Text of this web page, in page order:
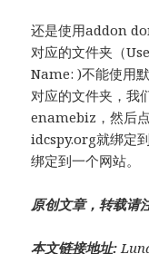
还是使用addon
对应的文件夹（
Name: )不能使用
对应的文件夹，
enamebiz，然后
idcspy.org就绑定
绑定到一个网站。
原创文章，转载请
本文链接地址: